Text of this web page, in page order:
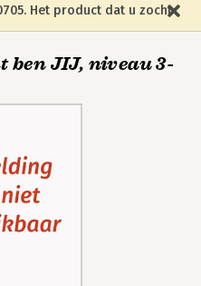
Het product dat u zocht
ben JIJ, niveau 3-